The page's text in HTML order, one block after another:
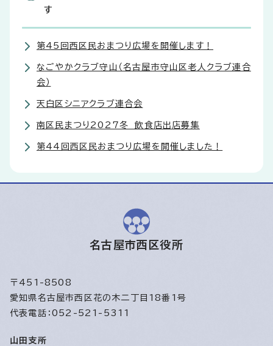
す
第45回西区民おまつり広場を開催します！
なごやかクラブ守山（名古屋市守山区老人クラブ連合
会）
天白区シニアクラブ連合会
南区民まつり2027冬 飲食店出店募集
第44回西区民おまつり広場を開催しました！
名古屋市西区役所
〒451-8508
愛知県名古屋市西区花の木二丁目18番1号
代表電話：052-521-5311
山田支所